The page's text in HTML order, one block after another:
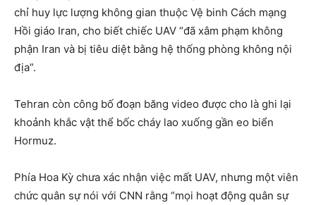
chỉ huy lực lượng không gian thuộc Vệ binh Cách mạng
Hồi giáo Iran, cho biết chiếc UAV “đã xâm phạm không
phận Iran và bị tiêu diệt bằng hệ thống phòng không nội
địa”.
Tehran còn công bố đoạn băng video được cho là ghi lại
khoảnh khắc vật thể bốc cháy lao xuống gần eo biển
Hormuz.
Phía Hoa Kỳ chưa xác nhận việc mất UAV, nhưng một viên
chức quân sự nói với CNN rằng “mọi hoạt động quân sự